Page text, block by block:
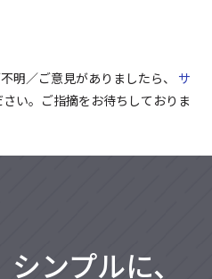
明／ご意見がありましたら、 サ
い。ご指摘をお待ちしておりま
ンプルに、